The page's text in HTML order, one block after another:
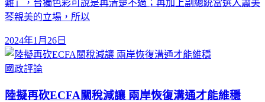
難」，台獨色彩可說是再清楚不過；再加上副總統當選人蕭美
琴親美的立場，所以
2024年1月26日
國政評論
陸擬再砍ECFA關稅減讓 兩岸恢復溝通才能維穩